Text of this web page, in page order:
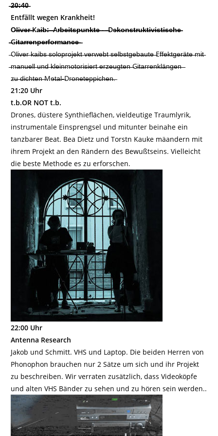
̶2̶̶0̶̶:̶̶4̶̶0̶
Entfällt wegen Krankheit!
O̶l̶̶i̶̶v̶̶e̶̶r̶̶ ̶̶Ka̶̶i̶̶b̶̶:̶̶ ̶̶ ̶̶Ar̶̶b̶̶e̶̶i̶̶t̶̶s̶̶p̶̶u̶̶n̶̶k̶̶t̶̶e̶̶ ̶-̶ ̶̶ ̶̶De̶̶k̶̶o̶̶n̶̶s̶̶t̶̶r̶̶u̶̶k̶̶t̶̶i̶̶v̶̶i̶̶s̶̶t̶̶i̶̶s̶̶c̶̶h̶̶e̶̶
̶̶Gi̶̶t̶̶a̶̶r̶̶r̶̶e̶̶n̶̶p̶̶e̶̶r̶̶f̶̶o̶̶r̶̶m̶̶a̶̶n̶̶c̶̶e̶̶ ̶
̶Ol̶̶i̶̶v̶̶e̶̶r̶̶ ̶̶k̶̶a̶̶i̶̶b̶̶s̶̶ ̶̶s̶̶o̶̶l̶̶o̶̶p̶̶r̶̶o̶̶j̶̶e̶̶k̶̶t̶̶ ̶̶v̶̶e̶̶r̶̶w̶̶e̶̶b̶̶t̶̶ ̶̶s̶̶e̶̶l̶̶b̶̶s̶̶t̶̶g̶̶e̶̶b̶̶a̶̶u̶̶t̶̶e̶̶ ̶̶Ef̶̶f̶̶e̶̶k̶̶t̶̶g̶̶e̶̶r̶̶ä̶̶t̶̶e̶̶ ̶̶m̶̶i̶̶t̶̶
̶̶m̶̶a̶̶n̶̶u̶̶e̶̶l̶̶l̶̶ ̶̶u̶̶n̶̶d̶̶ ̶̶k̶̶l̶̶e̶̶i̶̶n̶̶m̶̶o̶̶t̶̶o̶̶r̶̶i̶̶s̶̶i̶̶e̶̶r̶̶t̶̶ ̶̶e̶̶r̶̶z̶̶e̶̶u̶̶g̶̶t̶̶e̶̶n̶̶ ̶̶Gi̶̶t̶̶a̶̶r̶̶r̶̶e̶̶n̶̶k̶̶l̶̶ä̶̶n̶̶g̶̶e̶̶n̶̶ ̶̶
z̶̶u̶̶ ̶̶d̶̶i̶̶c̶̶h̶̶t̶̶e̶̶n̶̶ ̶̶Me̶̶t̶̶a̶̶l̶-̶Dr̶̶o̶̶n̶̶e̶̶t̶̶e̶̶p̶̶p̶̶i̶̶c̶̶h̶̶e̶̶n̶̶.̶
21:20 Uhr
t.b.OR NOT t.b.
Drones, düstere Synthieflächen, vieldeutige Traumlyrik,
instrumentale Einsprengsel und mitunter beinahe ein
tanzbarer Beat. Bea Dietz und Torstn Kauke mäandern mit
ihrem Projekt an den Rändern des Bewußtseins. Vielleicht
die beste Methode es zu erforschen.
22:00 Uhr
Antenna Research
Jakob und Schmitt. VHS und Laptop. Die beiden Herren von
Phonophon brauchen nur 2 Sätze um sich und ihr Projekt
zu beschreiben. Wir verraten zusätzlich, dass Videoköpfe
und alten VHS Bänder zu sehen und zu hören sein werden..